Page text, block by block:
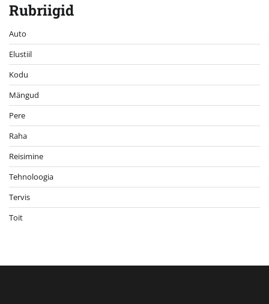
Rubriigid
Auto
Elustiil
Kodu
Mängud
Pere
Raha
Reisimine
Tehnoloogia
Tervis
Toit